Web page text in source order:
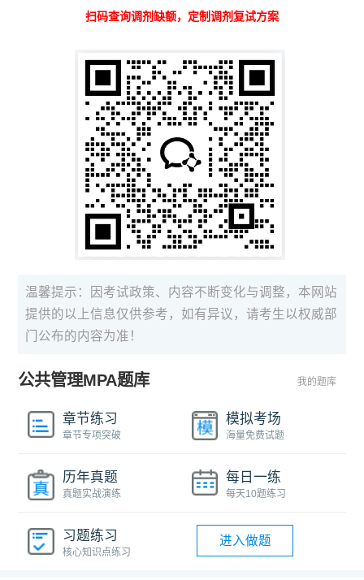
扫码查询调剂缺额，定制调剂复试方案
温馨提示：因考试政策、内容不断变化与调整，本网站
提供的以上信息仅供参考，如有异议，请考生以权威部
门公布的内容为准！
公共管理MPA题库 我的题库
章节练习
章节专项突破
模拟考场
海量免费试题
历年真题
真题实战演练
每日一练
每天10题练习
习题练习
核心知识点练习
进入做题